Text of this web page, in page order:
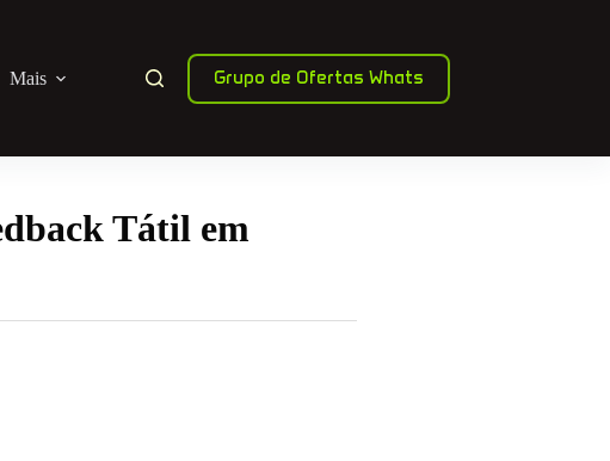
Mais Grupo de Ofertas Whats
Tátil em